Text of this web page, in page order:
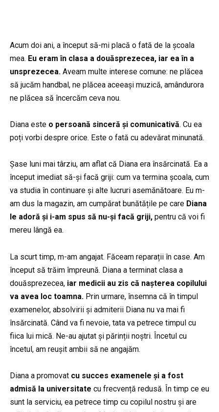
Acum doi ani, a început să-mi placă o fată de la școala
mea. Eu eram în clasa a douăsprezecea, iar ea în a
unsprezecea. Aveam multe interese comune: ne plăcea
să jucăm handbal, ne plăcea aceeași muzică, amândurora
ne plăcea să încercăm ceva nou.
Diana este o persoană sinceră și comunicativă. Cu ea
poți vorbi despre orice. Este o fată cu adevărat minunată.
Șase luni mai târziu, am aflat că Diana era însărcinată. Ea a
început imediat să-și facă griji: cum va termina școala, cum
va studia în continuare și alte lucruri asemănătoare. Eu m-
am dus la magazin, am cumpărat bunătățile pe care Diana
le adoră și i-am spus să nu-și facă griji, pentru că voi fi
mereu lângă ea.
La scurt timp, m-am angajat. Făceam reparații în case. Am
început să trăim împreună. Diana a terminat clasa a
douăsprezecea, iar medicii au zis că nașterea copilului
va avea loc toamna. Prin urmare, însemna că în timpul
examenelor, absolvirii și admiterii Diana nu va mai fi
însărcinată. Când va fi nevoie, tata va petrece timpul cu
fiica lui mică. Ne-au ajutat și părinții noștri. Încetul cu
încetul, am reușit ambii să ne angajăm.
Diana a promovat cu succes examenele și a fost
admisă la universitate cu frecvență redusă. În timp ce eu
sunt la serviciu, ea petrece timp cu copilul nostru și are